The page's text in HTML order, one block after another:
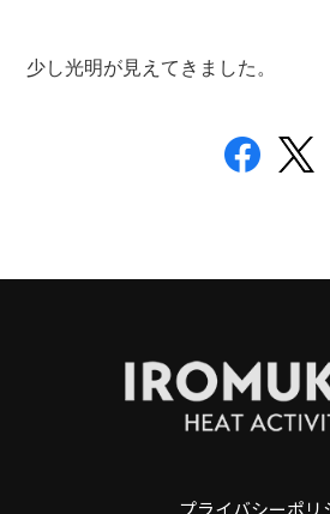
少し光明が見えてきました。